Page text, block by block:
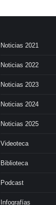
Noticias 2021
Noticias 2022
Noticias 2023
Noticias 2024
Noticias 2025
Videoteca
Biblioteca
Podcast
Infografías